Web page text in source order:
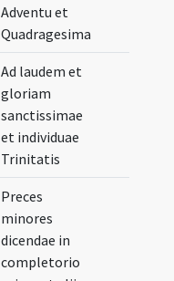
Adventu et
Quadragesima
Ad laudem et
gloriam
sanctissimae
et individuae
Trinitatis
Preces
minores
dicendae in
completorio